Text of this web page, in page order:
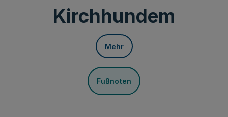
Kirchhundem
Mehr
Fußnoten